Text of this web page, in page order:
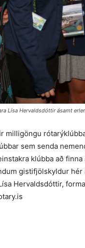
Lísa Hervaldsdóttir ásamt
milligöngu
sem senda
klúbba að
gistifjölskyldur hér
Hervaldsdóttir,